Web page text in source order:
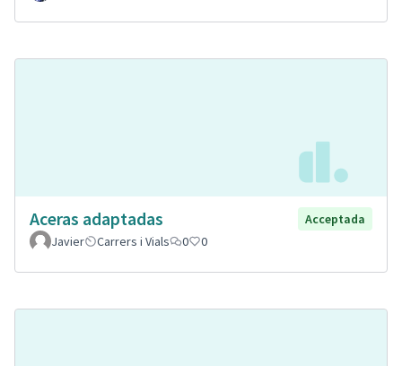
Aceras adaptadas
Acceptada
Javier
Carrers i Vials 0 0